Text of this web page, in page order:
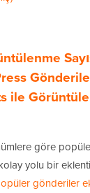
ile
göre
yolu bir
gönderiler